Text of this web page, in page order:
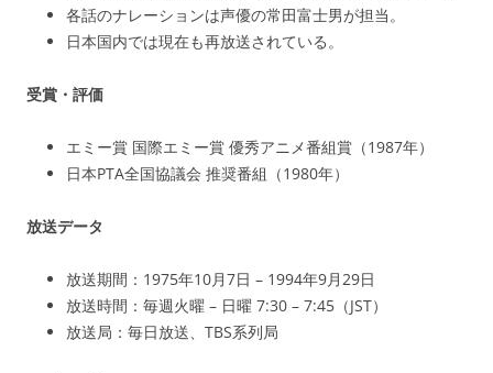
各話のナレーションは声優の常田富士男が担当。
日本国内では現在も再放送されている。
受賞・評価
エミー賞 国際エミー賞 優秀アニメ番組賞（1987年）
日本PTA全国協議会 推奨番組（1980年）
放送データ
放送期間：1975年10月7日 – 1994年9月29日
放送時間：毎週火曜 – 日曜 7:30 – 7:45（JST）
放送局：毎日放送、TBS系列局